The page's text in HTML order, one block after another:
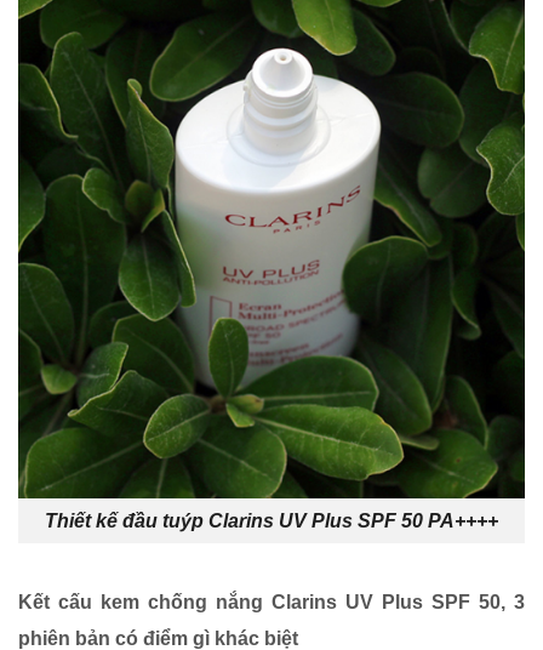
Thiết kế đầu tuýp Clarins UV Plus SPF 50 PA++++
Kết cấu kem chống nắng Clarins UV Plus SPF 50, 3
phiên bản có điểm gì khác biệt